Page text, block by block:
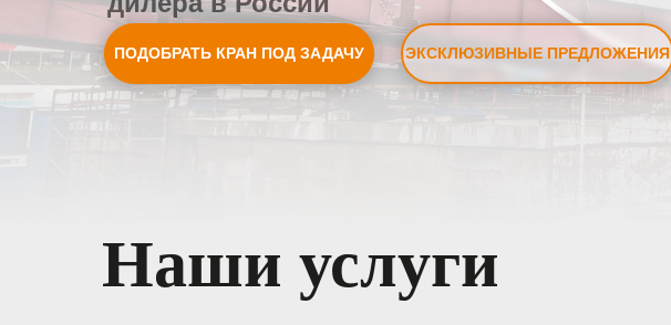
ЭКСКЛЮЗИВНЫЕ ПРЕДЛОЖЕНИЯ
ПОДОБРАТЬ КРАН ПОД ЗАДАЧУ
Наши услуги